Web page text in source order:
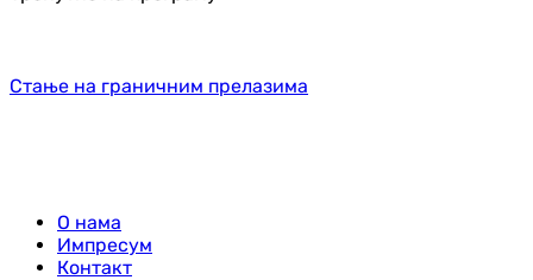
Стање на граничним прелазима
О нама
Импресум
Контакт